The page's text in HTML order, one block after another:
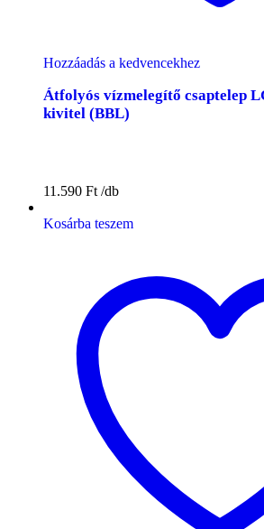
Hozzáadás a kedvencekhez
Átfolyós vízmelegítő csaptelep
kivitel (BBL)
11.590 Ft
Kosárba teszem